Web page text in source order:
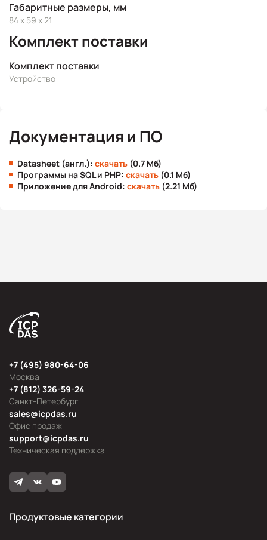
Габаритные размеры, мм
84 x 59 x 21
Комплект поставки
Комплект поставки
Устройство
Документация и ПО
Datasheet (англ.): скачать (0.7 Мб)
Программы на SQL и PHP: скачать (0.1 Мб)
Приложение для Android: скачать (2.21 Мб)
Москва
+7 (495) 980-64-06
Офис продаж
sales@icpdas.ru
Санкт-Петербург
+7 (812) 326-59-24
Техническая поддержка
support@icpdas.ru
Продуктовые категории